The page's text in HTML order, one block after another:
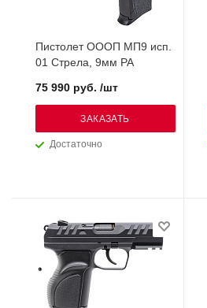
Пистолет ОООП МП9 исп.
01 Стрела, 9мм РА
Достаточно
75 990 руб. /шт
ЗАКАЗАТЬ